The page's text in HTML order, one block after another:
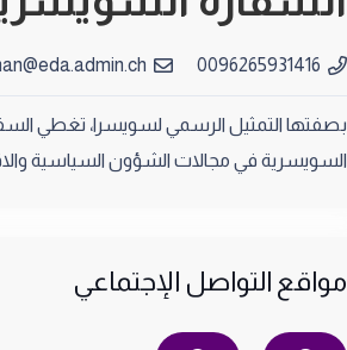
0096265931416
بصفتها التمثيل الرسمي لسويسرا، تغطي
السويسرية في مجالات الشؤون السياسية
مواقع التواصل الإجتماعي